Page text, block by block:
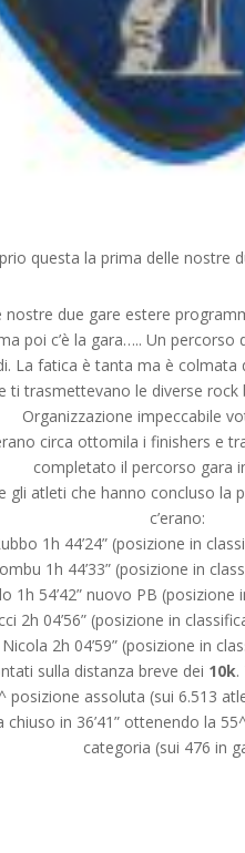
questa la prima delle nostre
nostre due gare estere
poi c’è la gara….. Un
La fatica è tanta ma è
ti trasmettevano le diverse
Organizzazione impeccabile
circa ottomila i finishers e
completato il percorso gara in
gli atleti che hanno concluso la
c’erano:
1h 44’24” (posizione in
1h 44’33” (posizione in
1h 54’42” nuovo PB (posizione
2h 04’56” (posizione in
2h 04’59” (posizione in
sulla distanza breve dei 10k.
posizione assoluta (sui 6.513
in 36’41” ottenendo la
categoria (sui 476 in